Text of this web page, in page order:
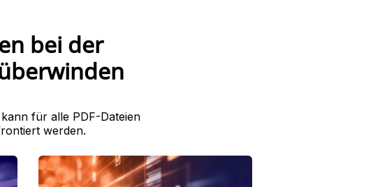
bei der
für alle PDF-Dateien
werden.